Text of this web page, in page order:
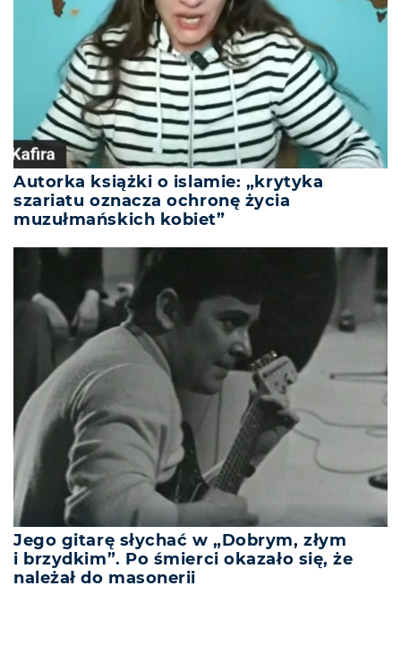
Autorka książki o islamie: „krytyka
szariatu oznacza ochronę życia
muzułmańskich kobiet”
Jego gitarę słychać w „Dobrym, złym
i brzydkim”. Po śmierci okazało się, że
należał do masonerii